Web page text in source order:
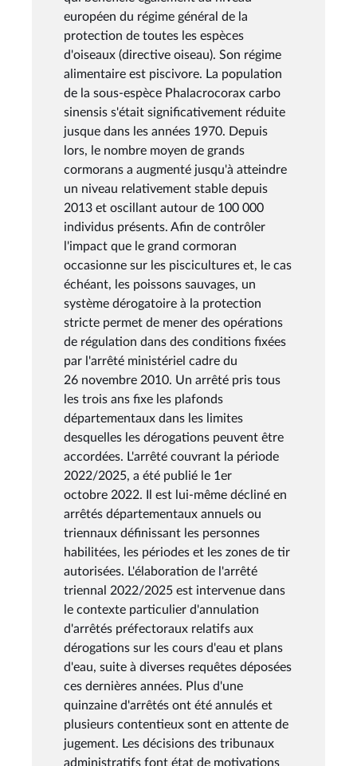
européen du régime général de la
protection de toutes les espèces
d'oiseaux (directive oiseau). Son régime
alimentaire est piscivore. La population
de la sous-espèce Phalacrocorax carbo
sinensis s'était significativement réduite
jusque dans les années 1970. Depuis
lors, le nombre moyen de grands
cormorans a augmenté jusqu'à atteindre
un niveau relativement stable depuis
2013 et oscillant autour de 100 000
individus présents. Afin de contrôler
l'impact que le grand cormoran
occasionne sur les piscicultures et, le cas
échéant, les poissons sauvages, un
système dérogatoire à la protection
stricte permet de mener des opérations
de régulation dans des conditions fixées
par l'arrêté ministériel cadre du
26 novembre 2010. Un arrêté pris tous
les trois ans fixe les plafonds
départementaux dans les limites
desquelles les dérogations peuvent être
accordées. L'arrêté couvrant la période
2022/2025, a été publié le 1er
octobre 2022. Il est lui-même décliné en
arrêtés départementaux annuels ou
triennaux définissant les personnes
habilitées, les périodes et les zones de tir
autorisées. L'élaboration de l'arrêté
triennal 2022/2025 est intervenue dans
le contexte particulier d'annulation
d'arrêtés préfectoraux relatifs aux
dérogations sur les cours d'eau et plans
d'eau, suite à diverses requêtes déposées
ces dernières années. Plus d'une
quinzaine d'arrêtés ont été annulés et
plusieurs contentieux sont en attente de
jugement. Les décisions des tribunaux
administratifs font état de motivations